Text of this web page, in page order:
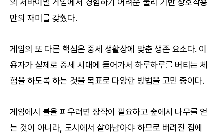
의 서바이벌 게임에서 경험하기 어려운 물리 기반 상호작용
만의 재미를 갖췄다.
게임의 또 다른 핵심은 중세 생활상에 맞춘 생존 요소다. 이
용자가 실제로 중세 시대에 들어가서 하루하루를 버티는 체
험을 하도록 하는 것을 목표로 다양한 방법을 고민 중이다.
게임에서 불을 피우려면 장작이 필요하고 숲에서 나무를 얻
는 것이 아니라, 도시에서 살아남아야 하므로 버려진 집에